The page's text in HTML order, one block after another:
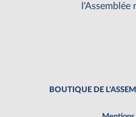
l'Assemblée
BOUTIQUE DE